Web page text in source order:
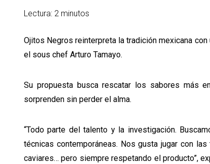
Lectura: 2 minutos
Ojitos Negros reinterpreta la tradición mexicana
el sous chef Arturo Tamayo.
Su propuesta busca rescatar los sabores más
sorprenden sin perder el alma.
“Todo parte del talento y la investigación.
técnicas contemporáneas. Nos gusta jugar con
caviares… pero siempre respetando el producto”,